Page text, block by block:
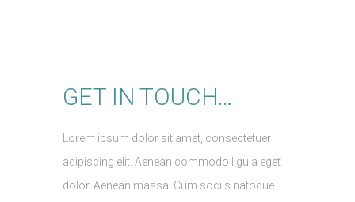
GET IN TOUCH…
Lorem ipsum dolor sit amet, consectetuer
adipiscing elit. Aenean commodo ligula eget
dolor. Aenean massa. Cum sociis natoque